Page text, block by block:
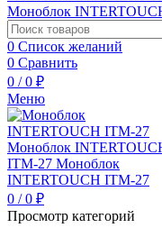
0 Список желаний
0 Сравнить
0 / 0 ₽
Меню
0 / 0 ₽
Просмотр категорий